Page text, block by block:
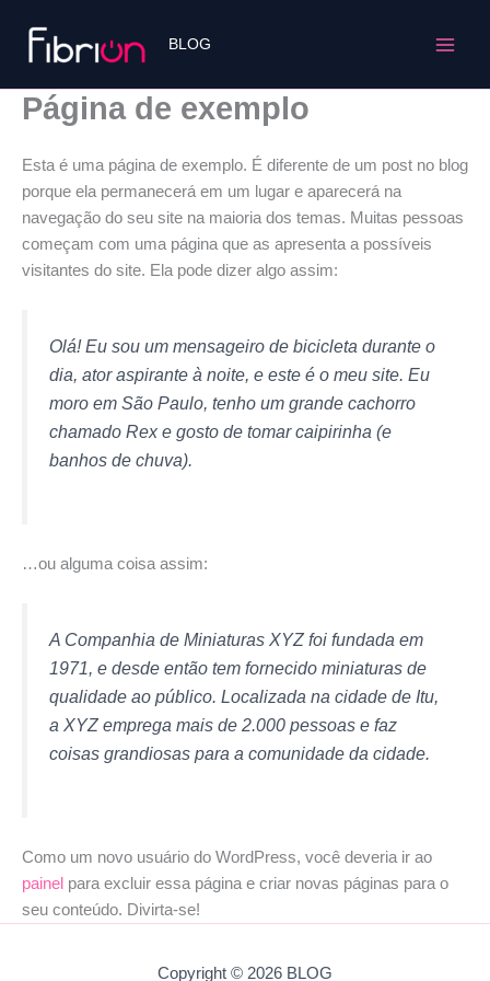
conteúdo
BLOG
Página de exemplo
Esta é uma página de exemplo. É diferente de um post no blog
porque ela permanecerá em um lugar e aparecerá na
navegação do seu site na maioria dos temas. Muitas pessoas
começam com uma página que as apresenta a possíveis
visitantes do site. Ela pode dizer algo assim:
Olá! Eu sou um mensageiro de bicicleta durante o
dia, ator aspirante à noite, e este é o meu site. Eu
moro em São Paulo, tenho um grande cachorro
chamado Rex e gosto de tomar caipirinha (e
banhos de chuva).
…ou alguma coisa assim:
A Companhia de Miniaturas XYZ foi fundada em
1971, e desde então tem fornecido miniaturas de
qualidade ao público. Localizada na cidade de Itu,
a XYZ emprega mais de 2.000 pessoas e faz
coisas grandiosas para a comunidade da cidade.
Como um novo usuário do WordPress, você deveria ir ao
painel para excluir essa página e criar novas páginas para o
seu conteúdo. Divirta-se!
Copyright © 2026 BLOG